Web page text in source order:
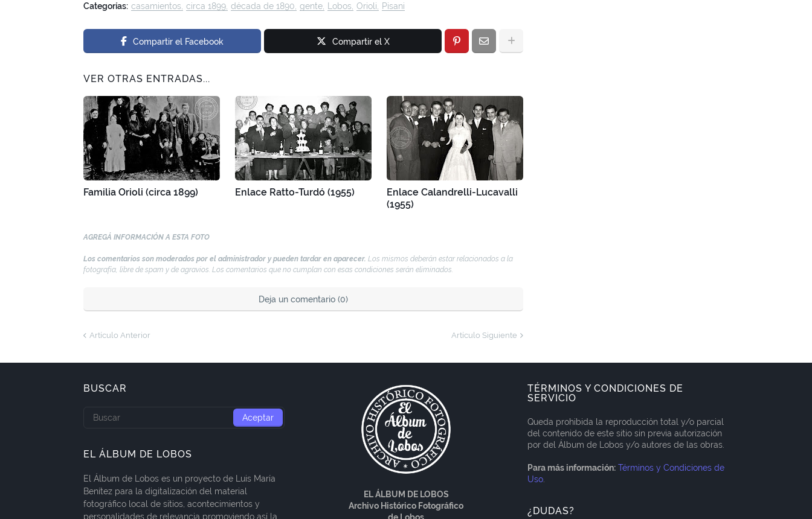
Categorías: casamientos circa 1899 década de 1890 gente Lobos Orioli Pisani
Compartir el Facebook Compartir el X
VER OTRAS ENTRADAS...
Familia Orioli (circa 1899) Enlace Ratto-Turdó (1955)
Enlace Calandrelli-Lucavalli
(1955)
AGREGÁ INFORMACIÓN A ESTA FOTO
Los comentarios son moderados por el administrador y pueden tardar en aparecer. Los mismos deberán estar relacionados a la
fotografía, libre de spam y de agravios. Los comentarios que no cumplan con esas condiciones serán eliminados.
Deja un comentario (0)
Artículo Anterior Artículo Siguiente
BUSCAR
EL ÁLBUM DE LOBOS
El Álbum de Lobos es un proyecto de Luis María
Benítez para la digitalización del material
fotográfico local de sitios, acontecimientos y
personalidades de relevancia promoviendo así la
EL ÁLBUM DE LOBOS
Archivo Histórico Fotográfico
TÉRMINOS Y CONDICIONES DE
SERVICIO
Queda prohibida la reproducción total y/o parcial
del contenido de este sitio sin previa autorización
por del Álbum de Lobos y/o autores de las obras.
Para más información: Términos y Condiciones de
Uso
¿DUDAS?